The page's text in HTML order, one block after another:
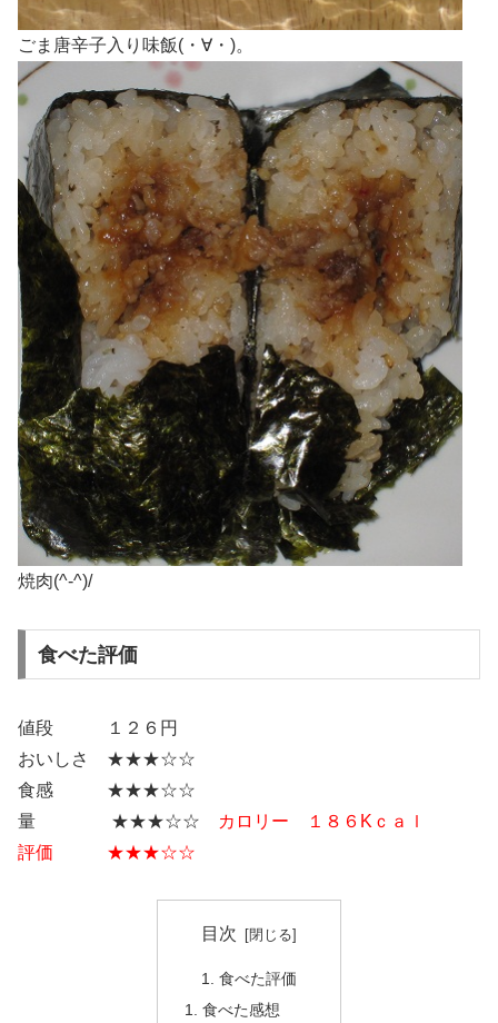
ごま唐辛子入り味飯(・∀・)。
焼肉(^-^)/
食べた評価
値段 １２６円
おいしさ ★★★☆☆
食感 ★★★☆☆
量 ★★★☆☆
カロリー １８６Kｃａｌ
評価 ★★★☆☆
目次
食べた評価
食べた感想